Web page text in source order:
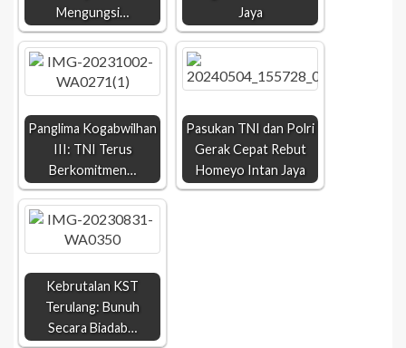
Mengungsi…
Jaya
Panglima Kogabwilhan
III: TNI Terus
Berkomitmen…
Pasukan TNI dan Polri
Gerak Cepat Rebut
Homeyo Intan Jaya
Kebrutalan KST
Terulang: Bunuh
Secara Biadab…